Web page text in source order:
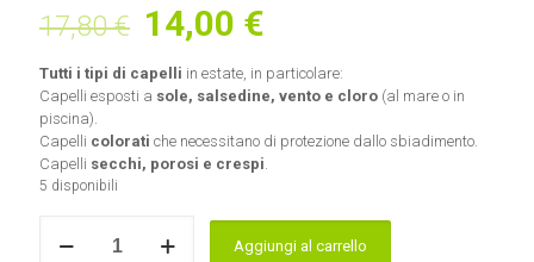
17,80€ Il
prezzo
originale
era:
17,80 €.
14,00 €
prezzo
attuale
è:
14,00 €.
Tutti i tipi di capelli in estate, in particolare:
Capelli esposti a sole, salsedine, vento e cloro (al mare o in
piscina).
Capelli colorati che necessitano di protezione dallo sbiadimento.
Capelli secchi, porosi e crespi.
5 disponibili
Protettivo
Aggiungi al carrello